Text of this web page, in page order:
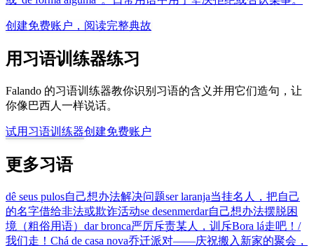
创建免费账户，阅读完整典故
用习语训练器练习
Falando 的习语训练器教你识别习语的含义并用它们造句，让
你像巴西人一样说话。
试用习语训练器创建免费账户
更多习语
dê seus pulos自己想办法解决问题ser laranja当挂名人，把自己
的名字借给非法或欺诈活动se desenmerdar自己想办法摆脱困
境（粗俗用语） dar bronca严厉斥责某人，训斥Bora lá走吧！/
我们走！ Chá de casa nova乔迁派对——庆祝搬入新家的聚会，